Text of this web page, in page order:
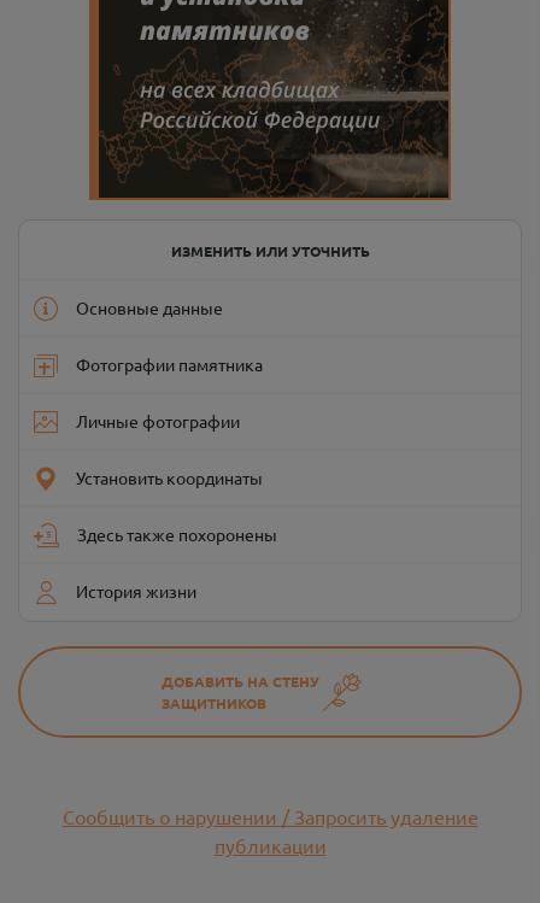
ИЗМЕНИТЬ ИЛИ УТОЧНИТЬ
Основные данные
Фотографии памятника
Личные фотографии
Установить координаты
Здесь также похоронены
История жизни
ДОБАВИТЬ НА СТЕНУ
ЗАЩИТНИКОВ
Сообщить о нарушении / Запросить удаление
публикации